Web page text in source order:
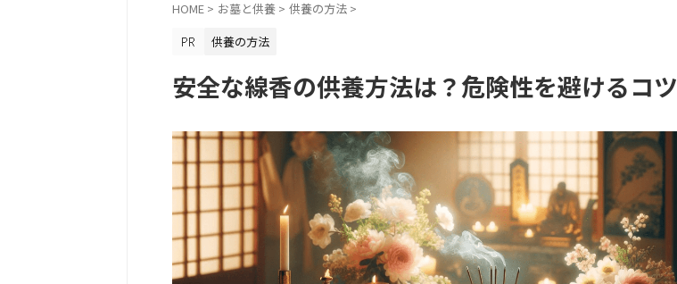
HOME > お墓と供養 > 供養の方法 >
供養の方法
安全な線香の供養方法は？危険性を避けるコツ